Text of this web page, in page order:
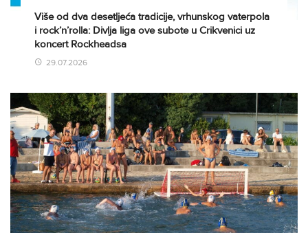
Više od dva desetljeća tradicije, vrhunskog vaterpola
i rock’n’rolla: Divlja liga ove subote u Crikvenici uz
koncert Rockheadsa
29.07.2026